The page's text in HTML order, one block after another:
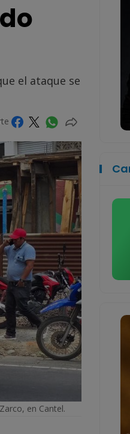
el ataque se
en Cantel.